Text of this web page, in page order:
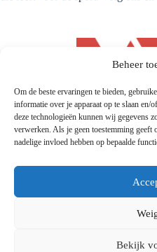
Beheer
Om de beste ervaringen te bieden,
informatie over je apparaat op te slaan en/
deze technologieën kunnen wij gegevens
verwerken. Als je geen toestemming
nadelige invloed hebben op bepaalde
Bekijk
|